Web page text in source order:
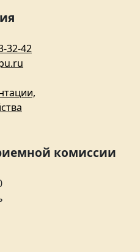
32-42
комиссии